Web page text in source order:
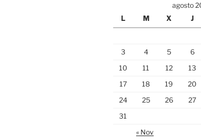
agosto
L
M X J
3
4 5 6
10
11 12 13
17
18 19 20
24
25 26 27
31
« Nov